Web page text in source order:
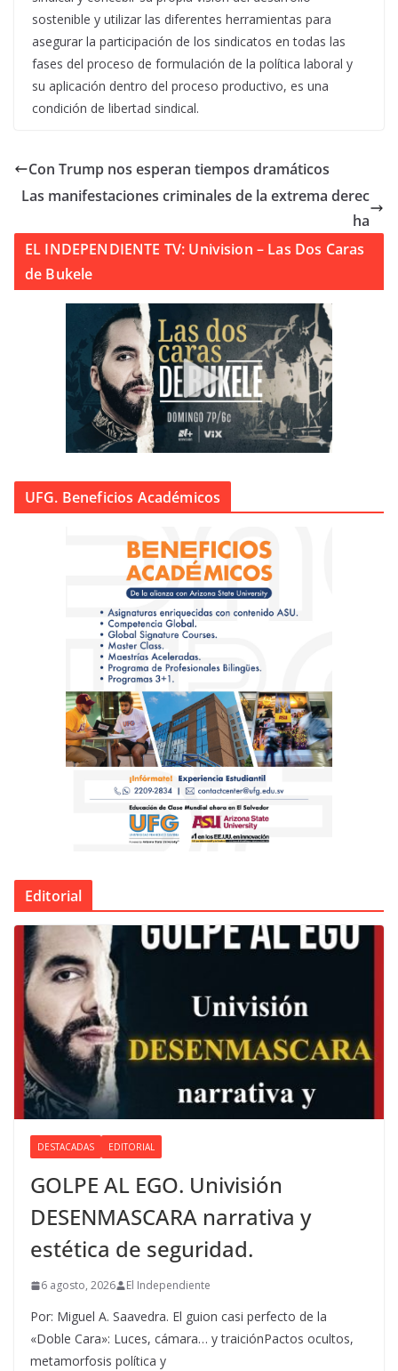
sostenible y utilizar las diferentes herramientas para
asegurar la participación de los sindicatos en todas las
fases del proceso de formulación de la política laboral y
su aplicación dentro del proceso productivo, es una
condición de libertad sindical.
Con Trump nos esperan tiempos dramáticos
Las manifestaciones criminales de la extrema derec
ha
EL INDEPENDIENTE TV: Univision – Las Dos Caras
de Bukele
UFG. Beneficios Académicos
Editorial
DESTACADAS EDITORIAL
GOLPE AL EGO. Univisión
DESENMASCARA narrativa y
estética de seguridad.
6 agosto, 2026 El Independiente
Por: Miguel A. Saavedra. El guion casi perfecto de la
«Doble Cara»: Luces, cámara… y traiciónPactos ocultos,
metamorfosis política y